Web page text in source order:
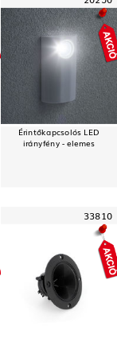
Érintőkapcsolós LED
irányfény - elemes
33810